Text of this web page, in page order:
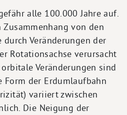
alle 100.000 Jahre auf.
von den
Veränderungen der
Rotationsachse verursacht
Veränderungen sind
Form der Erdumlaufbahn
variiert zwischen
Die Neigung der